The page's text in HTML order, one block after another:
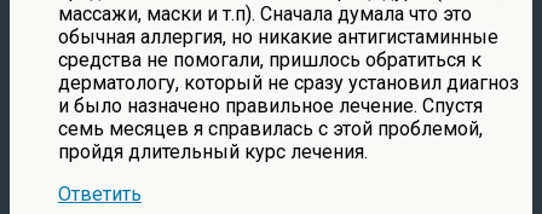
массажи, маски и т.п). Сначала думала что это
обычная аллергия, но никакие антигистаминные
средства не помогали, пришлось обратиться к
дерматологу, который не сразу установил диагноз
и было назначено правильное лечение. Спустя
семь месяцев я справилась с этой проблемой,
пройдя длительный курс лечения.
Ответить